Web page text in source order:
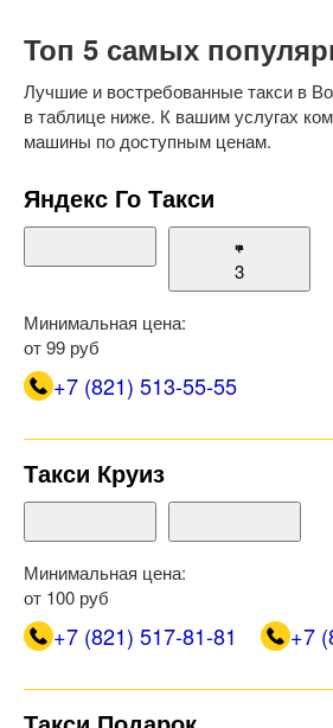
Топ 5 самых
Лучшие и востребованные такси в
в таблице ниже. К вашим услугах
машины по доступным ценам.
Яндекс Го Такси
3
Минимальная цена:
от 99 руб
+7 (821) 513-55-55
Такси Круиз
Минимальная цена:
от 100 руб
+7 (821) 517-81-81 +7